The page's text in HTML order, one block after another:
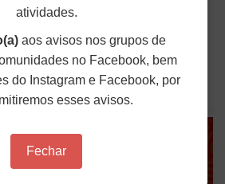
cidade marcada por históricas
teve início na manhã desta
44º Congresso do ANDES-SN.
tema central “Na capital da
dos Búzios e dos Malês:...
2026
atividades.
aos avisos nos grupos de
no Facebook, bem
do Instagram e Facebook, por
esses avisos.
Fechar